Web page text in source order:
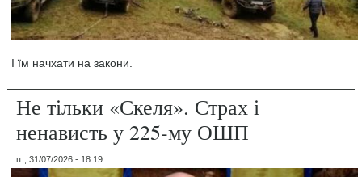
І їм начхати на закони.
Не тільки «Скеля». Страх і
ненависть у 225-му ОШП
пт, 31/07/2026 - 18:19